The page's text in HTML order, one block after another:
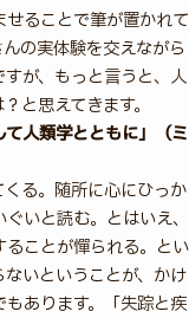
ることで筆が置かれて
の実体験を交えながら
が、もっと言うと、人
と思えてきます。
人類学とともに」（ミ
る。随所に心にひっか
いと読む。とはいえ、
ことが憚られる。とい
いということが、かけ
あります。「失踪と疾